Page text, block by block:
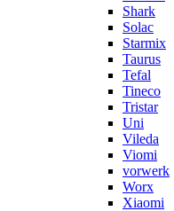
Shark
Solac
Starmix
Taurus
Tefal
Tineco
Tristar
Uni
Vileda
Viomi
vorwerk
Worx
Xiaomi